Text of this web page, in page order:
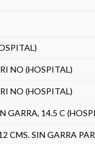
NO (HOSPITAL)
NO (HOSPITAL)
GARRA, 14.5 C
CMS. SIN GARRA